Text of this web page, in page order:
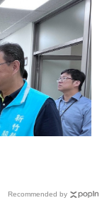
Recommended by